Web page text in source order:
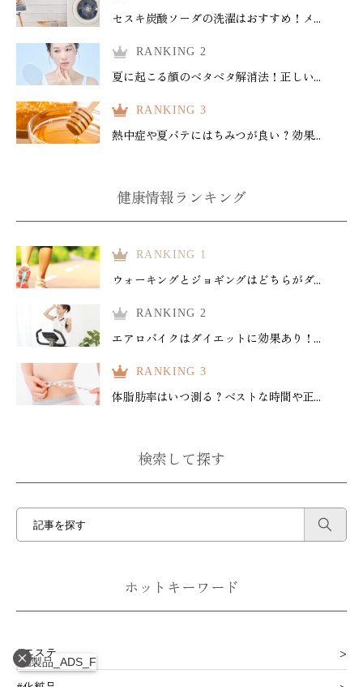
セスキ炭酸ソーダの洗濯はおすすめ！メ...
RANKING 2
夏に起こる顔のベタベタ解消法！正しい...
RANKING 3
熱中症や夏バテにはちみつが良い？効果...
健康情報ランキング
RANKING 1
ウォーキングとジョギングはどちらがダ...
RANKING 2
エアロバイクはダイエットに効果あり！...
RANKING 3
体脂肪率はいつ測る？ベストな時間や正...
検索して探す
ホットキーワード
#エステ